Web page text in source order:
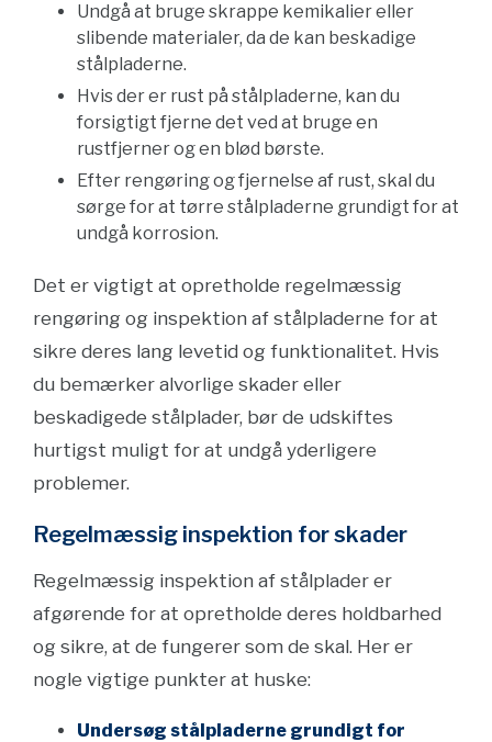
Undgå at bruge skrappe kemikalier eller
slibende materialer, da de kan beskadige
stålpladerne.
Hvis der er rust på stålpladerne, kan du
forsigtigt fjerne det ved at bruge en
rustfjerner og en blød børste.
Efter rengøring og fjernelse af rust, skal du
sørge for at tørre stålpladerne grundigt for at
undgå korrosion.
Det er vigtigt at opretholde regelmæssig
rengøring og inspektion af stålpladerne for at
sikre deres lang levetid og funktionalitet. Hvis
du bemærker alvorlige skader eller
beskadigede stålplader, bør de udskiftes
hurtigst muligt for at undgå yderligere
problemer.
Regelmæssig inspektion for skader
Regelmæssig inspektion af stålplader er
afgørende for at opretholde deres holdbarhed
og sikre, at de fungerer som de skal. Her er
nogle vigtige punkter at huske:
Undersøg stålpladerne grundigt for